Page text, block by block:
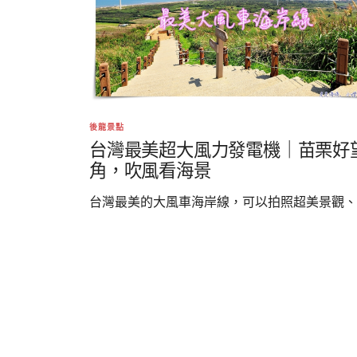
後龍景點
台灣最美超大風力發電機｜苗栗好
角，吹風看海景
台灣最美的大風車海岸線，可以拍照超美景觀